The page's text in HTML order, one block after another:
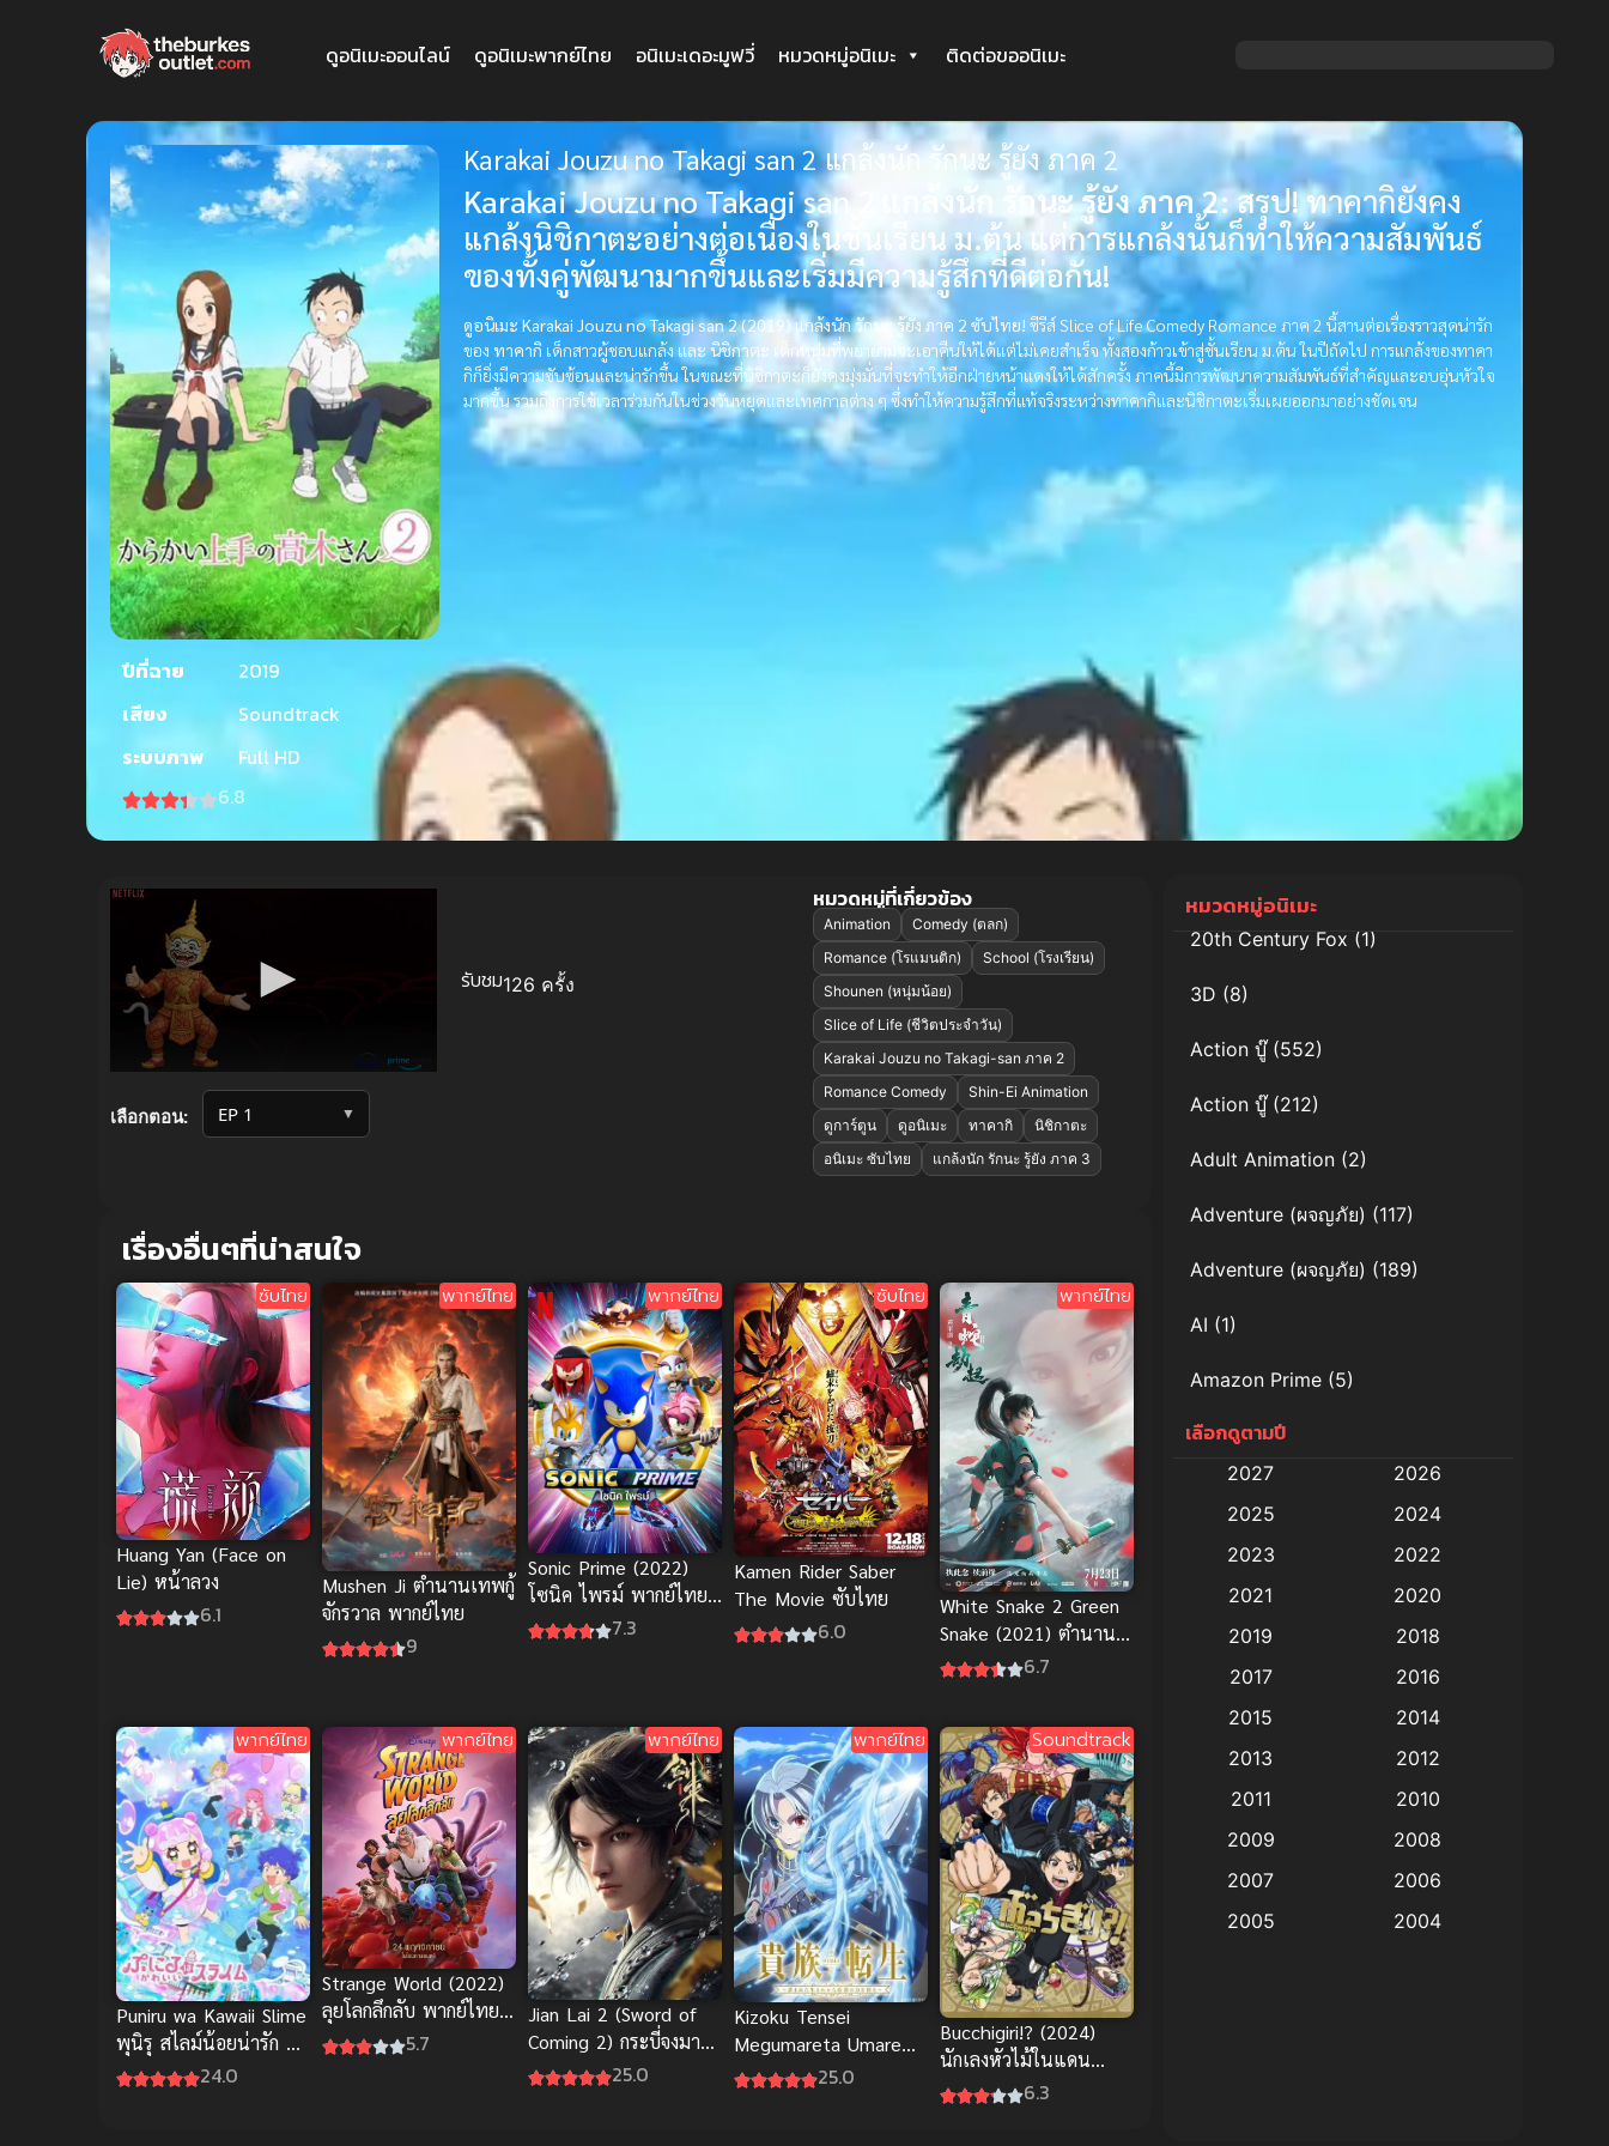
ดูอนิเมะออนไลน์ ดูอนิเมะพากย์ไทย อนิเมะเดอะมูฟวี่ หมวดหมู่อนิเมะ ติดต่อขออนิเมะ
ปีที่ฉาย
2019
เสียง
Soundtrack
ระบบภาพ
Full HD
6.8
Karakai Jouzu no Takagi san 2 แกล้งนัก รักนะ รู้ยัง ภาค 2
Karakai Jouzu no Takagi san 2 แกล้งนัก รักนะ รู้ยัง ภาค 2:สรุป! ทาคากิยังคง
แกล้งนิชิกาตะอย่างต่อเนื่องในชั้นเรียน ม.ต้น แต่การแกล้งนั้นก็ทำให้ความสัมพันธ์
ของทั้งคู่พัฒนามากขึ้นและเริ่มมีความรู้สึกที่ดีต่อกัน!
ดูอนิเมะ Karakai Jouzu no Takagi san 2 (2019) แกล้งนัก รักนะ รู้ยัง ภาค 2 ซับไทย! ซีรีส์ Slice of Life Comedy Romance ภาค 2 นี้สานต่อเรื่องราวสุดน่ารัก
ของ ทาคากิ เด็กสาวผู้ชอบแกล้ง และนิชิกาตะ เด็กหนุ่มที่พยายามจะเอาคืนให้ได้แต่ไม่เคยสำเร็จ ทั้งสองก้าวเข้าสู่ชั้นเรียน ม.ต้น ในปีถัดไป การแกล้งของทาคา
กิก็ยิ่งมีความซับซ้อนและน่ารักขึ้น ในขณะที่นิชิกาตะก็ยังคงมุ่งมั่นที่จะทำให้อีกฝ่ายหน้าแดงให้ได้สักครั้ง ภาคนี้มีการพัฒนาความสัมพันธ์ที่สำคัญและอบอุ่นหัวใจ
มากขึ้น รวมถึงการใช้เวลาร่วมกันในช่วงวันหยุดและเทศกาลต่าง ๆ ซึ่งทำให้ความรู้สึกที่แท้จริงระหว่างทาคากิและนิชิกาตะเริ่มเผยออกมาอย่างชัดเจน
เลือกตอน: ▼
รับชม126 ครั้ง
หมวดหมู่ที่เกี่ยวข้อง
Animation
Comedy (ตลก)
Romance (โรแมนติก)
School (โรงเรียน)
Shounen (หนุ่มน้อย)
Slice of Life (ชีวิตประจำวัน)
Karakai Jouzu no Takagi-san ภาค 2
Romance Comedy
Shin-Ei Animation
ดูการ์ตูน
ดูอนิเมะ ทาคากิ
นิชิกาตะ
อนิเมะ ซับไทย
แกล้งนัก รักนะ รู้ยัง ภาค 3
เรื่องอื่นๆที่น่าสนใจ
ซับไทย
Huang Yan (Face on
Lie) หน้าลวง
6.1
พากย์ไทย
Mushen Ji ตำนานเทพกู้
จักรวาล พากย์ไทย
9
พากย์ไทย
Sonic Prime (2022)
โซนิค ไพรม์ พากย์ไทยดู
ฟรีออนไลน์มันส์สะใจ
7.3
ซับไทย
Kamen Rider Saber
The Movie ซับไทย
6.0
พากย์ไทย
White Snake 2 Green
Snake (2021) ตำนาน
นางพญางูขาว พากย์ไทย
6.7
พากย์ไทย
Puniru wa Kawaii Slime
พุนิรุ สไลม์น้อยน่ารัก ซับ
ไทย
24.0
พากย์ไทย
Strange World (2022)
ลุยโลกลึกลับ พากย์ไทยดู
ฟรีออนไลน์สนุกมากๆ
5.7
พากย์ไทย
Jian Lai 2 (Sword of
Coming 2) กระบี่จงมา
ภาค 2 ซับไทย
25.0
พากย์ไทย
Kizoku Tensei
Megumareta Umare
ซับไทย
25.0
Soundtrack
Bucchigiri!? (2024)
นักเลงหัวไม้ในแดน
อาหรับ
6.3
หมวดหมู่อนิเมะ
20th Century Fox(1)
3D (8)
Action บู๊(552)
Action บู๊(212)
Adult Animation (2)
Adventure (ผจญภัย) (117)
Adventure (ผจญภัย) (189)
AI (1)
Amazon Prime (5)
Anal (ประตูหลัง)
Animation การ์ตูน
Animation อนิเมะ
Animation แอนิเมชัน (19)
anime(9)
Big tits (นมใหญ่)
Bitch (ผู้หญิงร่าน)
เลือกดูตามปี
2027
2026
2025
2024
2023
2022
2021
2020
2019
2018
2017
2016
2015
2014
2013
2012
2011
2010
2009
2008
2007
2006
2005
2004